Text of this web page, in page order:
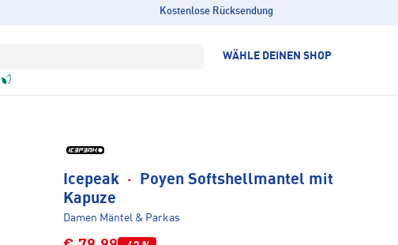
Kostenlose Rücksendung
WÄHLE DEINEN SHOP
Icepeak · Poyen Softshellmantel mit
Kapuze
Damen Mäntel & Parkas